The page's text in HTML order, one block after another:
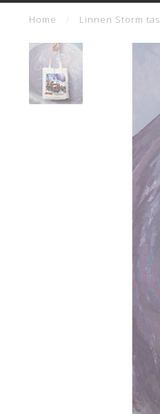
Home Linnen Storm tas